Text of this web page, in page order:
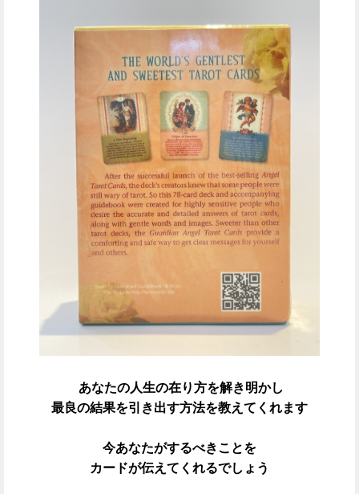
あなたの人生の在り方を解き明かし
最良の結果を引き出す方法を教えてくれます
今あなたがするべきことを
カードが伝えてくれるでしょう